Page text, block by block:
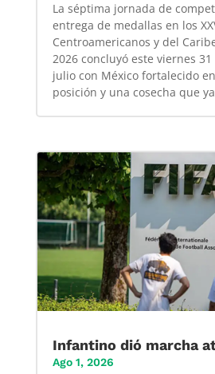
La séptima jornada de
entrega de medallas en los
Centroamericanos y del
2026 concluyó este viernes 31
julio con México fortalecido
posición y una cosecha que
Infantino dió marcha
Ago 1, 2026